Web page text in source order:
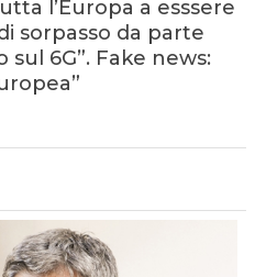
l’Europa a esssere
sorpasso da parte
sul 6G”. Fake news: